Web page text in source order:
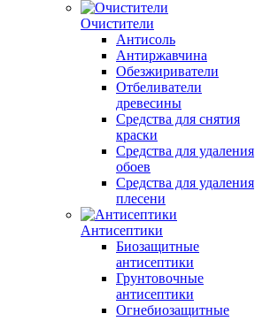
Очистители
Антисоль
Антиржавчина
Обезжириватели
Отбеливатели
древесины
Средства для снятия
краски
Средства для удаления
обоев
Средства для удаления
плесени
Антисептики
Биозащитные
антисептики
Грунтовочные
антисептики
Огнебиозащитные